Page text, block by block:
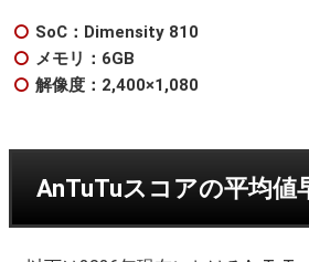
SoC：Dimensity 810
メモリ：6GB
解像度：2,400×1,080
AnTuTuスコアの平均値